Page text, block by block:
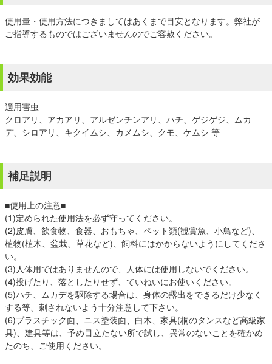
使用量・使用方法につきましてはあくまで目安となります。弊社が
ご指導するものではございませんのでご容赦ください。
効果効能
適用害虫
クロアリ、アカアリ、アルゼンチンアリ、ハチ、ゲジゲジ、ムカ
デ、シロアリ、キクイムシ、カメムシ、クモ、ケムシ 等
補足説明
■使用上の注意■
(1)定められた使用法を必ず守ってください。
(2)皮膚、飲食物、食器、おもちゃ、ペット類(観賞魚、小鳥など)、
植物(植木、盆栽、草花など)、飼料にはかからないようにしてくださ
い。
(3)人体用ではありませんので、人体には使用しないでください。
(4)投げたり、落としたりせず、ていねいにお使いください。
(5)ハチ、ムカデを駆除する場合は、身体の露出をできるだけ少なく
する等、刺されないよう十分注意して下さい。
(6)プラスチック面、ニス塗装面、白木、家具(桐のタンスなど高級家
具)、建具等は、予め目立たない所で試し、異常のないことを確かめ
たのち、ご使用ください。